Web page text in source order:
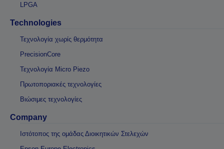
LPGA
Technologies
Τεχνολογία χωρίς θερμότητα
PrecisionCore
Τεχνολογία Micro Piezo
Πρωτοποριακές τεχνολογίες
Βιώσιμες τεχνολογίες
Company
Ιστότοπος της ομάδας Διοικητικών Στελεχών